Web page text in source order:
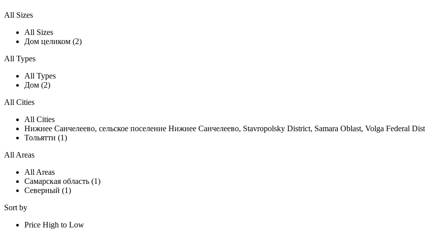
All Sizes
All Sizes
Дом целиком (2)
All Types
All Types
Дом (2)
All Cities
All Cities
Нижнее Санчелеево, сельское поселение Нижнее Санчелеево, Stavropolsky District, Samara Oblast, Volga Federal
Тольятти (1)
All Areas
All Areas
Самарская область (1)
Северный (1)
Sort by
Price High to Low